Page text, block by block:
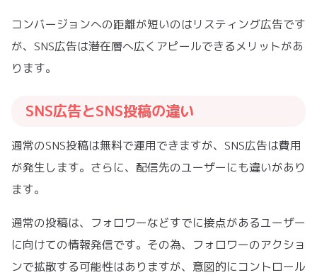
コンバージョンへの距離が短いのはリスティング広告です
が、SNS広告は潜在層へ広くアピールできるメリットがあ
ります。
SNS広告とSNS投稿の違い
通常のSNS投稿は無料で運用できますが、SNS広告は費用
が発生します。さらに、配信先のユーザーにも違いがあり
ます。
通常の投稿は、フォロワーなどすでに接点があるユーザー
に向けての情報発信です。その為、フォロワーのアクショ
ンで拡散する可能性はありますが、意図的にコントロール